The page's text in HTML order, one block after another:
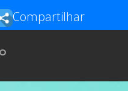
Compartilhar